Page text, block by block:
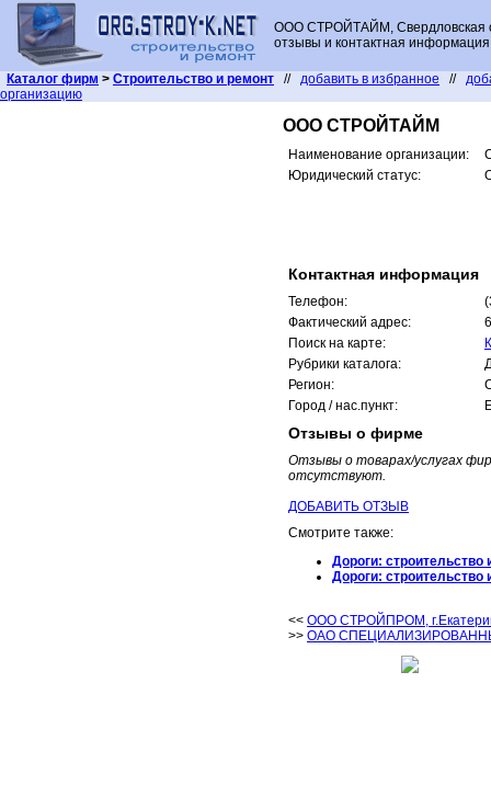
ООО СТРОЙТАЙМ, Свердловская
отзывы и контактная
Каталог фирм > Строительство и ремонт // добавить в избранное //
организацию
ООО СТРОЙТАЙМ
Наименование организации:
Юридический статус:
Контактная информация
Телефон:
Фактический адрес:
Поиск на карте:
Рубрики каталога:
Регион:
Город / нас.пункт:
Отзывы о фирме
Отзывы о товарах/услугах
отсутствуют.
ДОБАВИТЬ ОТЗЫВ
Смотрите также:
Дороги: строительство
Дороги: строительство
<< ООО СТРОЙПРОМ,
>> ОАО